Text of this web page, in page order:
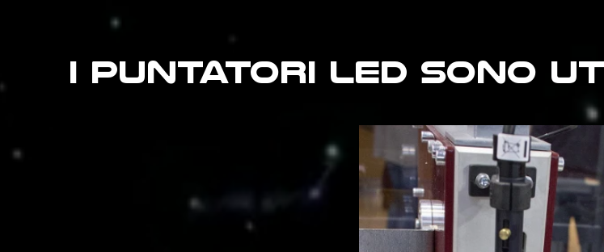
i puntatori led SONO